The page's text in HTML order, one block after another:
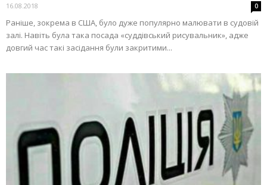
16.08.2018 0
Раніше, зокрема в США, було дуже популярно малювати в судовій
залі. Навіть була така посада «суддівський рисувальник», адже
довгий час такі засідання були закритими...